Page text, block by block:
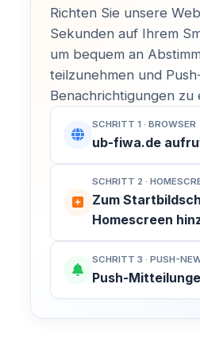
Richten Sie unsere
Sekunden auf Ihrem
um bequem an
teilzunehmen und
Benachrichtigungen zu
SCHRITT 1 · BROWSER
ub-fiwa.de
SCHRITT 2 ·
Zum
Homescreen
SCHRITT 3 · PUSH-
Push-